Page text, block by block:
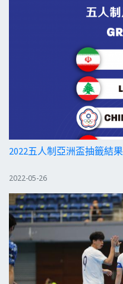
2022五人制亞洲盃抽籤結果
2022-05-26